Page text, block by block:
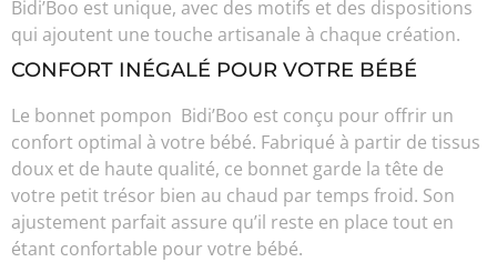
Bidi’Boo est unique, avec des motifs et des dispositions
qui ajoutent une touche artisanale à chaque création.
CONFORT INÉGALÉ POUR VOTRE BÉBÉ
Le bonnet pompon Bidi’Boo est conçu pour offrir un
confort optimal à votre bébé. Fabriqué à partir de tissus
doux et de haute qualité, ce bonnet garde la tête de
votre petit trésor bien au chaud par temps froid. Son
ajustement parfait assure qu’il reste en place tout en
étant confortable pour votre bébé.